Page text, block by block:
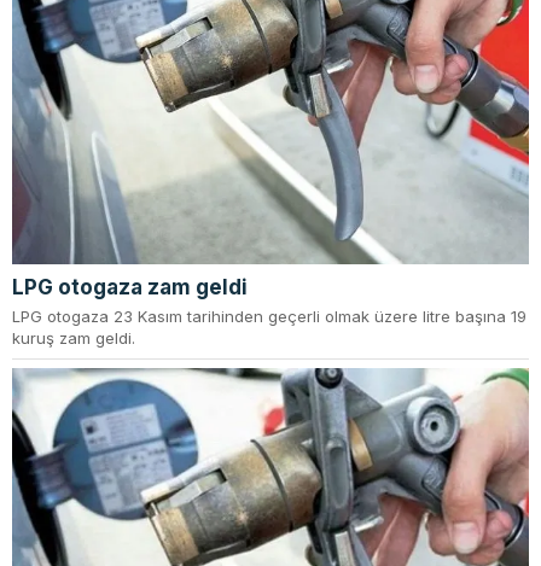
LPG otogaza zam geldi
LPG otogaza 23 Kasım tarihinden geçerli olmak üzere litre başına 19
kuruş zam geldi.